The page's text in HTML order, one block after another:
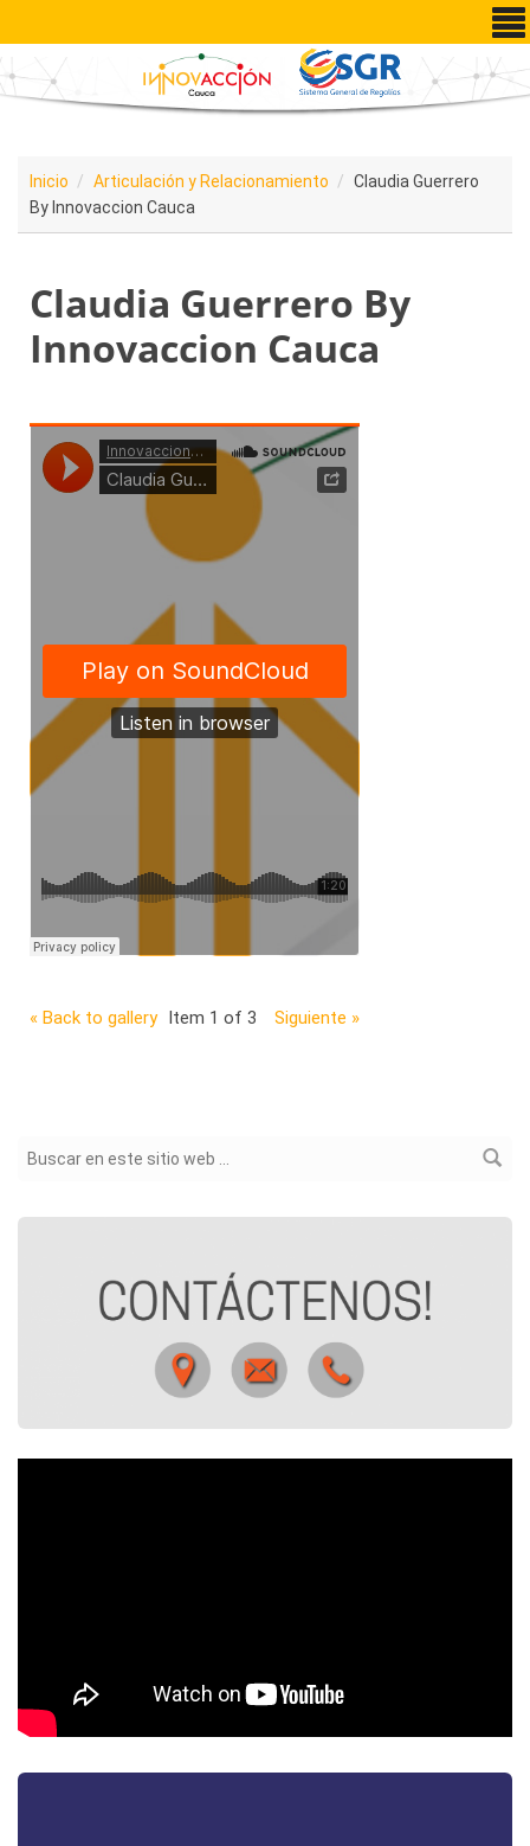
Pasar al contenido principal
Inicio Articulación y Relacionamiento
Claudia Guerrero
By Innovaccion Cauca
Claudia Guerrero By
Innovaccion Cauca
« Back to gallery Item 1 of 3 Siguiente »
Formulario de búsqueda